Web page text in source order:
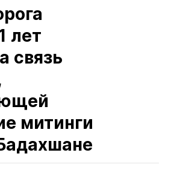
лет
связь
митинги